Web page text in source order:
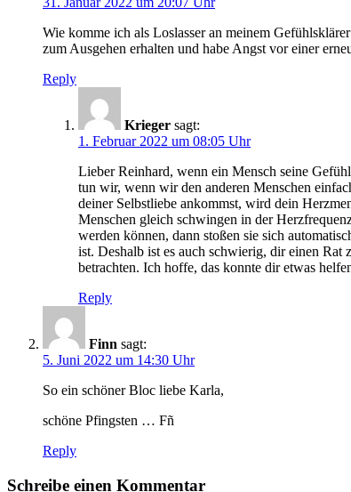
Wie komme ich als Loslasser an meinem
zum Ausgehen erhalten und habe Angst vor einer
Reply
Krieger sagt:
1. Februar 2022 um 08:05 Uhr
Lieber Reinhard, wenn ein Mensch seine
tun wir, wenn wir den anderen Menschen
deiner Selbstliebe ankommst, wird dein
Menschen gleich schwingen in der
werden können, dann stoßen sie sich
ist. Deshalb ist es auch schwierig, dir einen
betrachten. Ich hoffe, das konnte dir etwas
Reply
Finn sagt:
5. Juni 2022 um 14:30 Uhr
So ein schöner Bloc liebe Karla,
schöne Pfingsten … Fñ
Reply
Schreibe einen Kommentar